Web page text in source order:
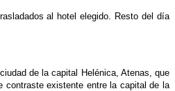
al hotel elegido. Resto del día
de la capital Helénica, Atenas, que
contraste existente entre la capital de la